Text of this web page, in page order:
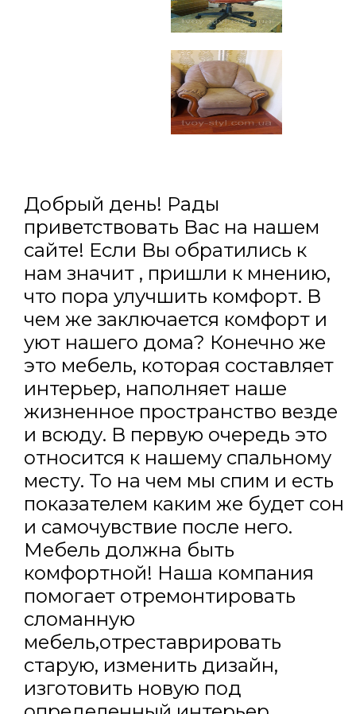
Добрый день! Рады
приветствовать Вас на нашем
сайте! Если Вы обратились к
нам значит , пришли к мнению,
что пора улучшить комфорт. В
чем же заключается комфорт и
уют нашего дома? Конечно же
это мебель, которая составляет
интерьер, наполняет наше
жизненное пространство везде
и всюду. В первую очередь это
относится к нашему спальному
месту. То на чем мы спим и есть
показателем каким же будет сон
и самочувствие после него.
Мебель должна быть
комфортной! Наша компания
помогает отремонтировать
сломанную
мебель,отреставрировать
старую, изменить дизайн,
изготовить новую под